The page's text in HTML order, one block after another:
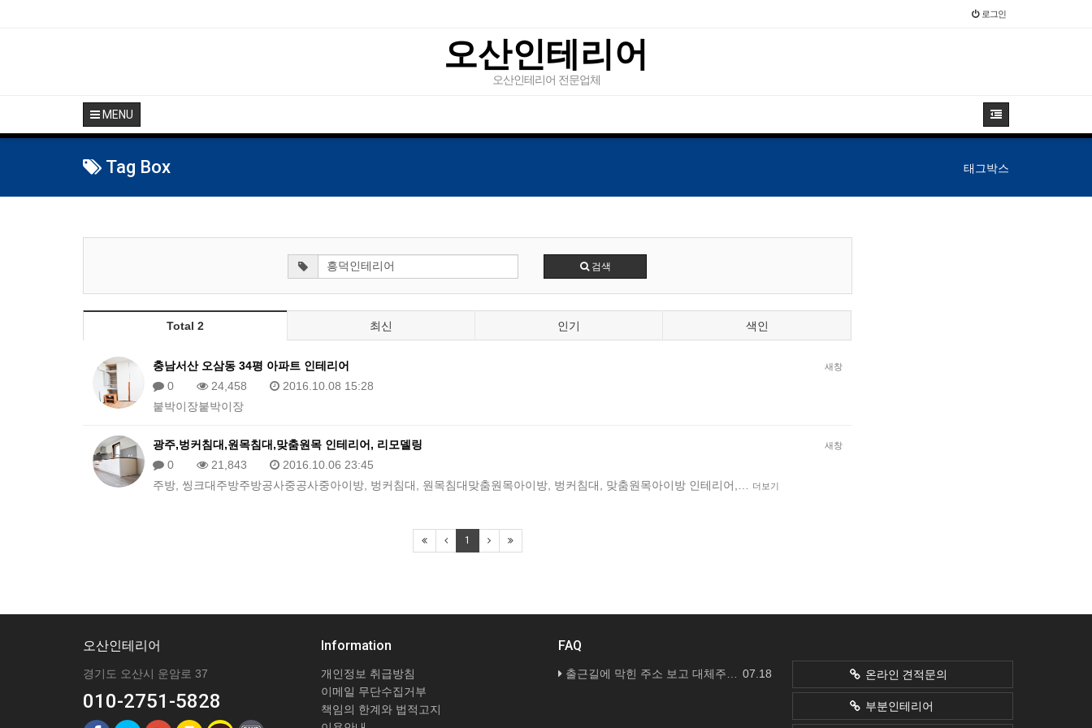
로그인
오산인테리어
오산인테리어 전문업체
MENU
Tag Box 태그박스
검색
Total 2 최신 인기 색인
새창
충남서산 오삼동 34평 아파트 인테리어
0
24,458
2016.10.08 15:28
붙박이장붙박이장
새창
광주,벙커침대,원목침대,맞춤원목 인테리어, 리모델링
0
21,843
2016.10.06 23:45
주방, 씽크대주방주방공사중공사중아이방, 벙커침대, 원목침대맞춤원목아이방, 벙커침대, 맞춤원목아이방 인테리어,…
더보기
1
오산인테리어
경기도 오산시 운암로 37
010-2751-5828
Information
개인정보 취급방침
이메일 무단수집거부
책임의 한계와 법적고지
FAQ
07.18
출근길에 막힌 주소 보고 대체주소 검증 다시 해봤네요 온라인 견적문의
부분인테리어